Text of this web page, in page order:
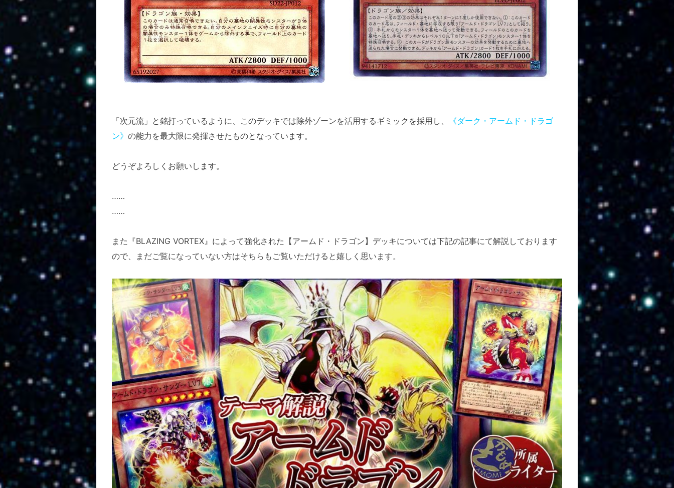
「次元流」と銘打っているように、このデッキでは除外ゾーンを活用するギミックを採用し、
《ダーク・アームド・ドラゴ
ン》 の能力を最大限に発揮させたものとなっています。
どうぞよろしくお願いします。
……
……
また『BLAZING VORTEX』によって強化された【アームド・ドラゴン】デッキについては下記の記事にて解説しております
ので、まだご覧になっていない方はそちらもご覧いただけると嬉しく思います。